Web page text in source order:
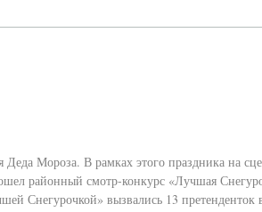
Мороза. В рамках этого праздника на
районный смотр-конкурс «Лучшая
Снегурочкой» вызвались 13 претенденток